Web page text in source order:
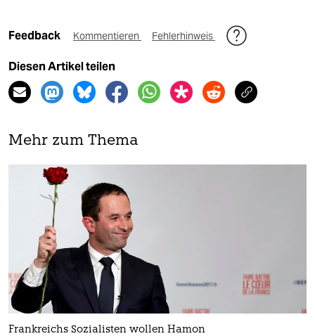
Feedback Kommentieren Fehlerhinweis
Diesen Artikel teilen
Mehr zum Thema
Frankreichs Sozialisten wollen Hamon